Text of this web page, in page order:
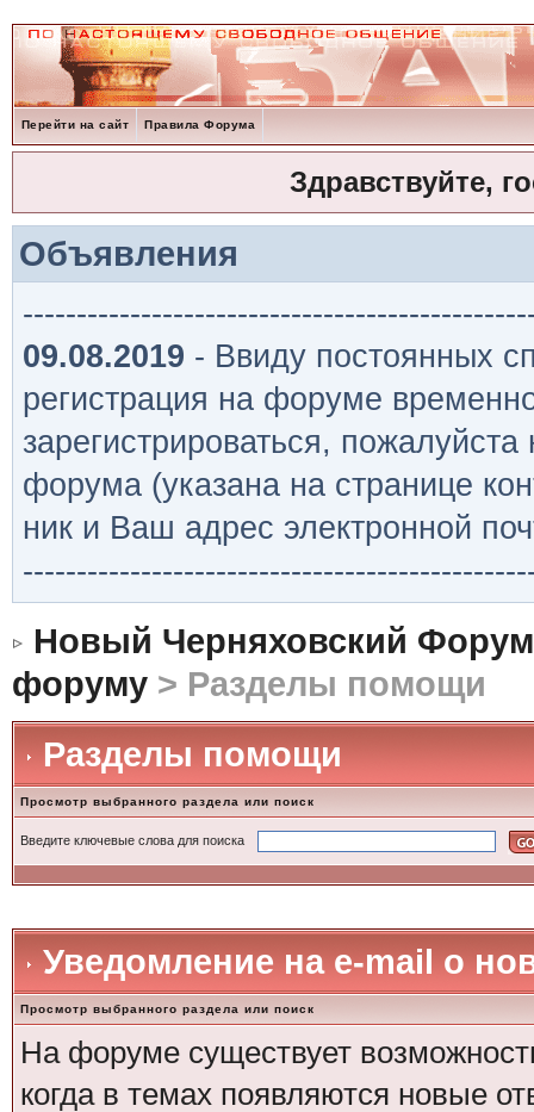
Перейти на сайт Правила Форума
Здравствуйте,
Объявления
09.08.2019 - Ввиду постоянных
регистрация на форуме
зарегистрироваться,
форума (указана на странице
ник и Ваш адрес электронной
Новый Черняховский Форум
форуму> Разделы помощи
Разделы помощи
Просмотр выбранного раздела или поиск
Введите ключевые слова для поиска
Уведомление на е-mail о
Просмотр выбранного раздела или поиск
На форуме существует
когда в темах появляются новые